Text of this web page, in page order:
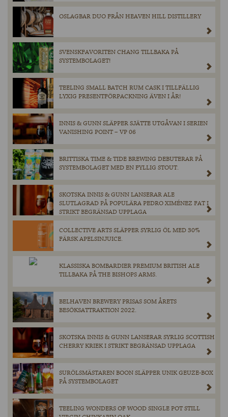
OSLAGBAR DUO FRÅN HEAVEN HILL DISTILLERY
SVENSKFAVORITEN CHANG TILLBAKA PÅ
SYSTEMBOLAGET!
TEELING SMALL BATCH RUM CASK I TILLFÄLLIG
LYXIG PRESENTFÖRPACKNING ÄVEN I ÅR!
INNIS & GUNN SLÄPPER SJÄTTE UTGÅVAN I SERIEN
VANISHING POINT – VP 06
BRITTISKA TIME & TIDE BREWING DEBUTERAR PÅ
SYSTEMBOLAGET MED EN FYLLIG STOUT.
SKOTSKA INNIS & GUNN LANSERAR ALE
SLUTLAGRAD PÅ POPULÄRA PEDRO XIMÉNEZ FAT I
STRIKT BEGRÄNSAD UPPLAGA
COLLECTIVE ARTS SLÄPPER SYRLIG ÖL MED 30%
FÄRSK APELSINJUICE.
KLASSISKA BOMBARDIER PREMIUM BRITISH ALE
TILLBAKA PÅ THE BISHOPS ARMS.
BELHAVEN BREWERY PRISAS SOM ÅRETS
BESÖKSATTRAKTION 2022.
SKOTSKA INNIS & GUNN LANSERAR SYRLIG SCOTTISH
CHERRY KRIEK I STRIKT BEGRÄNSAD UPPLAGA
SURÖLSMÄSTAREN BOON SLÄPPER UNIK GEUZE-BOX
PÅ SYSTEMBOLAGET
TEELING WONDERS OF WOOD SINGLE POT STILL